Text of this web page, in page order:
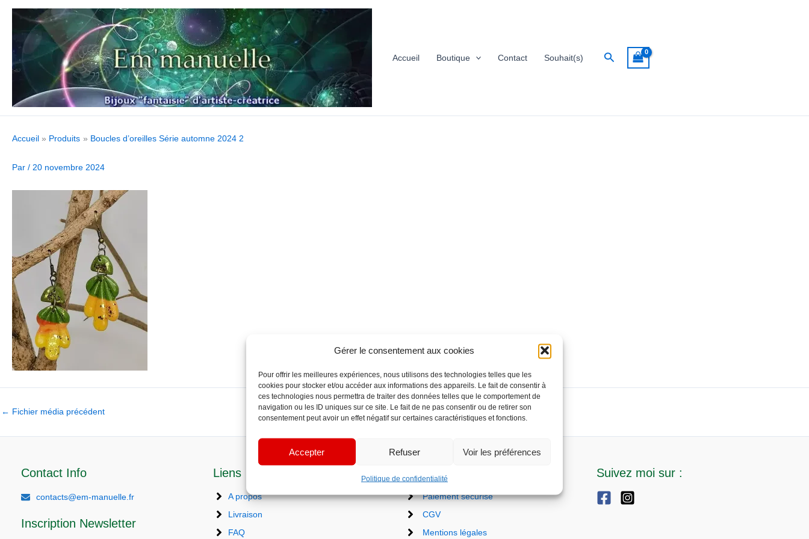
Gérer le consentement aux cookies
Pour offrir les meilleures expériences, nous utilisons des technologies telles que les
cookies pour stocker et/ou accéder aux informations des appareils. Le fait de consentir à
ces technologies nous permettra de traiter des données telles que le comportement de
navigation ou les ID uniques sur ce site. Le fait de ne pas consentir ou de retirer son
consentement peut avoir un effet négatif sur certaines caractéristiques et fonctions.
Accepter Refuser Voir les préférences
Politique de confidentialité
contenu
Accueil Boutique Contact Souhait(s) Rechercher
Accueil Produits Boucles d’oreilles Série automne 2024 2
Par / 20 novembre 2024
← Fichier média précédent
Contact Info
contacts@em-manuelle.fr
Inscription Newsletter
Liens
A propos
Livraison
FAQ
Liens utiles
Paiement sécurisé
CGV
Mentions légales
Suivez moi sur :